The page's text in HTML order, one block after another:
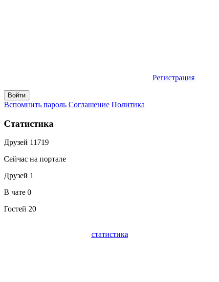
Регистрация
Вспомнить пароль Соглашение Политика
Статистика
Друзей 11719
Сейчас на портале
Друзей 1
В чате 0
Гостей 20
статистика